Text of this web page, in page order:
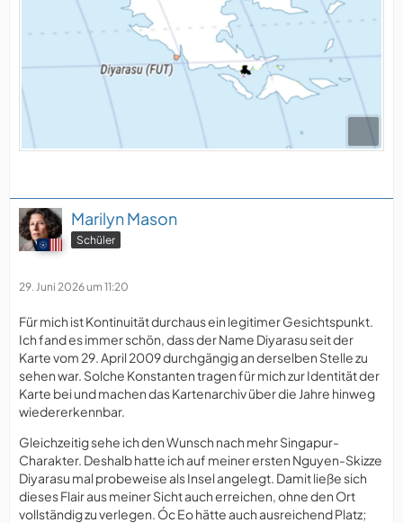
Marilyn Mason
Schüler
29. Juni 2026 um 11:20
Für mich ist Kontinuität durchaus ein legitimer Gesichtspunkt.
Ich fand es immer schön, dass der Name Diyarasu seit der
Karte vom 29. April 2009 durchgängig an derselben Stelle zu
sehen war. Solche Konstanten tragen für mich zur Identität der
Karte bei und machen das Kartenarchiv über die Jahre hinweg
wiedererkennbar.
Gleichzeitig sehe ich den Wunsch nach mehr Singapur-
Charakter. Deshalb hatte ich auf meiner ersten Nguyen-Skizze
Diyarasu mal probeweise als Insel angelegt. Damit ließe sich
dieses Flair aus meiner Sicht auch erreichen, ohne den Ort
vollständig zu verlegen. Óc Eo hätte auch ausreichend Platz;